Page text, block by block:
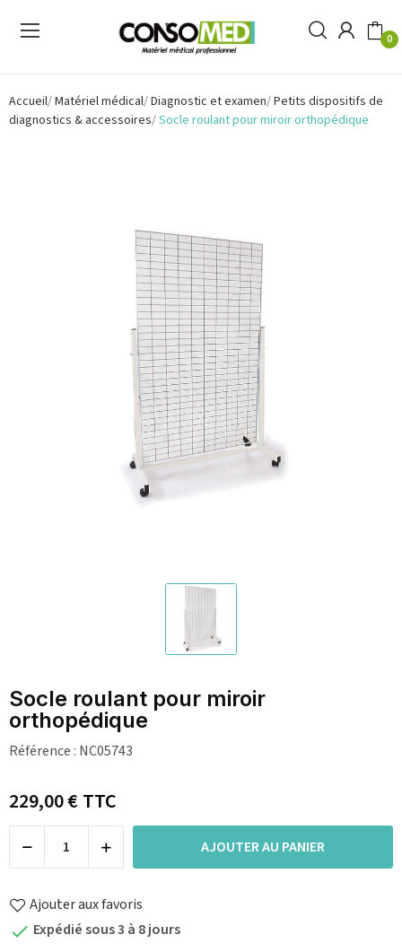
0
Accueil Matériel médical Diagnostic et examen Petits dispositifs de
diagnostics & accessoires Socle roulant pour miroir orthopédique
Socle roulant pour miroir
orthopédique
Référence : NC05743
229,00 €TTC
AJOUTER AU PANIER
Ajouter aux favoris
 Expédié sous 3 à 8 jours